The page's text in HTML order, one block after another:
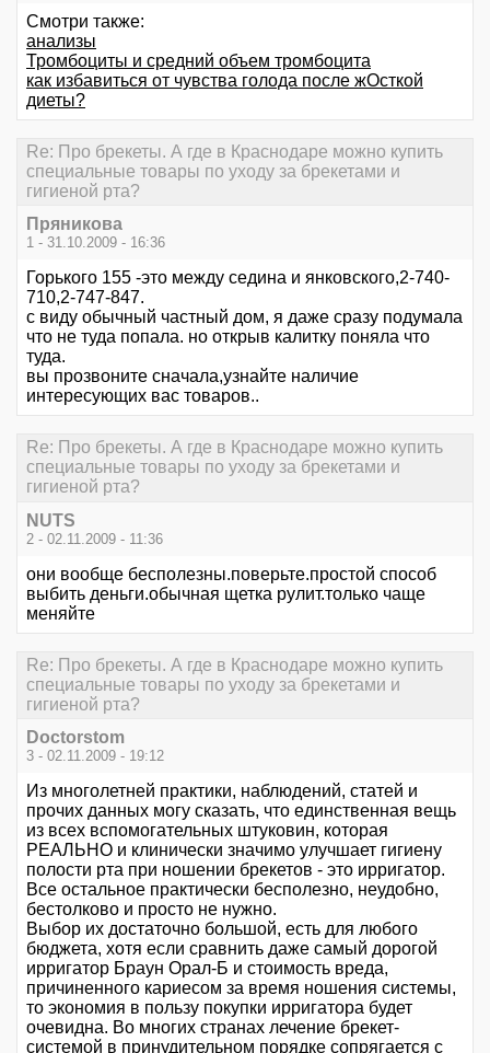
Смотри также:
анализы
Тромбоциты и средний объем тромбоцита
как избавиться от чувства голода после жОсткой
диеты?
Re: Про брекеты. А где в Краснодаре можно купить
специальные товары по уходу за брекетами и
гигиеной рта?
Пряникова
1 - 31.10.2009 - 16:36
Горького 155 -это между седина и янковского,2-740-
710,2-747-847.
с виду обычный частный дом, я даже сразу подумала
что не туда попала. но открыв калитку поняла что
туда.
вы прозвоните сначала,узнайте наличие
интересующих вас товаров..
Re: Про брекеты. А где в Краснодаре можно купить
специальные товары по уходу за брекетами и
гигиеной рта?
NUTS
2 - 02.11.2009 - 11:36
они вообще бесполезны.поверьте.простой способ
выбить деньги.обычная щетка рулит.только чаще
меняйте
Re: Про брекеты. А где в Краснодаре можно купить
специальные товары по уходу за брекетами и
гигиеной рта?
Doctorstom
3 - 02.11.2009 - 19:12
Из многолетней практики, наблюдений, статей и
прочих данных могу сказать, что единственная вещь
из всех вспомогательных штуковин, которая
РЕАЛЬНО и клинически значимо улучшает гигиену
полости рта при ношении брекетов - это ирригатор.
Все остальное практически бесполезно, неудобно,
бестолково и просто не нужно.
Выбор их достаточно большой, есть для любого
бюджета, хотя если сравнить даже самый дорогой
ирригатор Браун Орал-Б и стоимость вреда,
причиненного кариесом за время ношения системы,
то экономия в пользу покупки ирригатора будет
очевидна. Во многих странах лечение брекет-
системой в принудительном порядке сопрягается с